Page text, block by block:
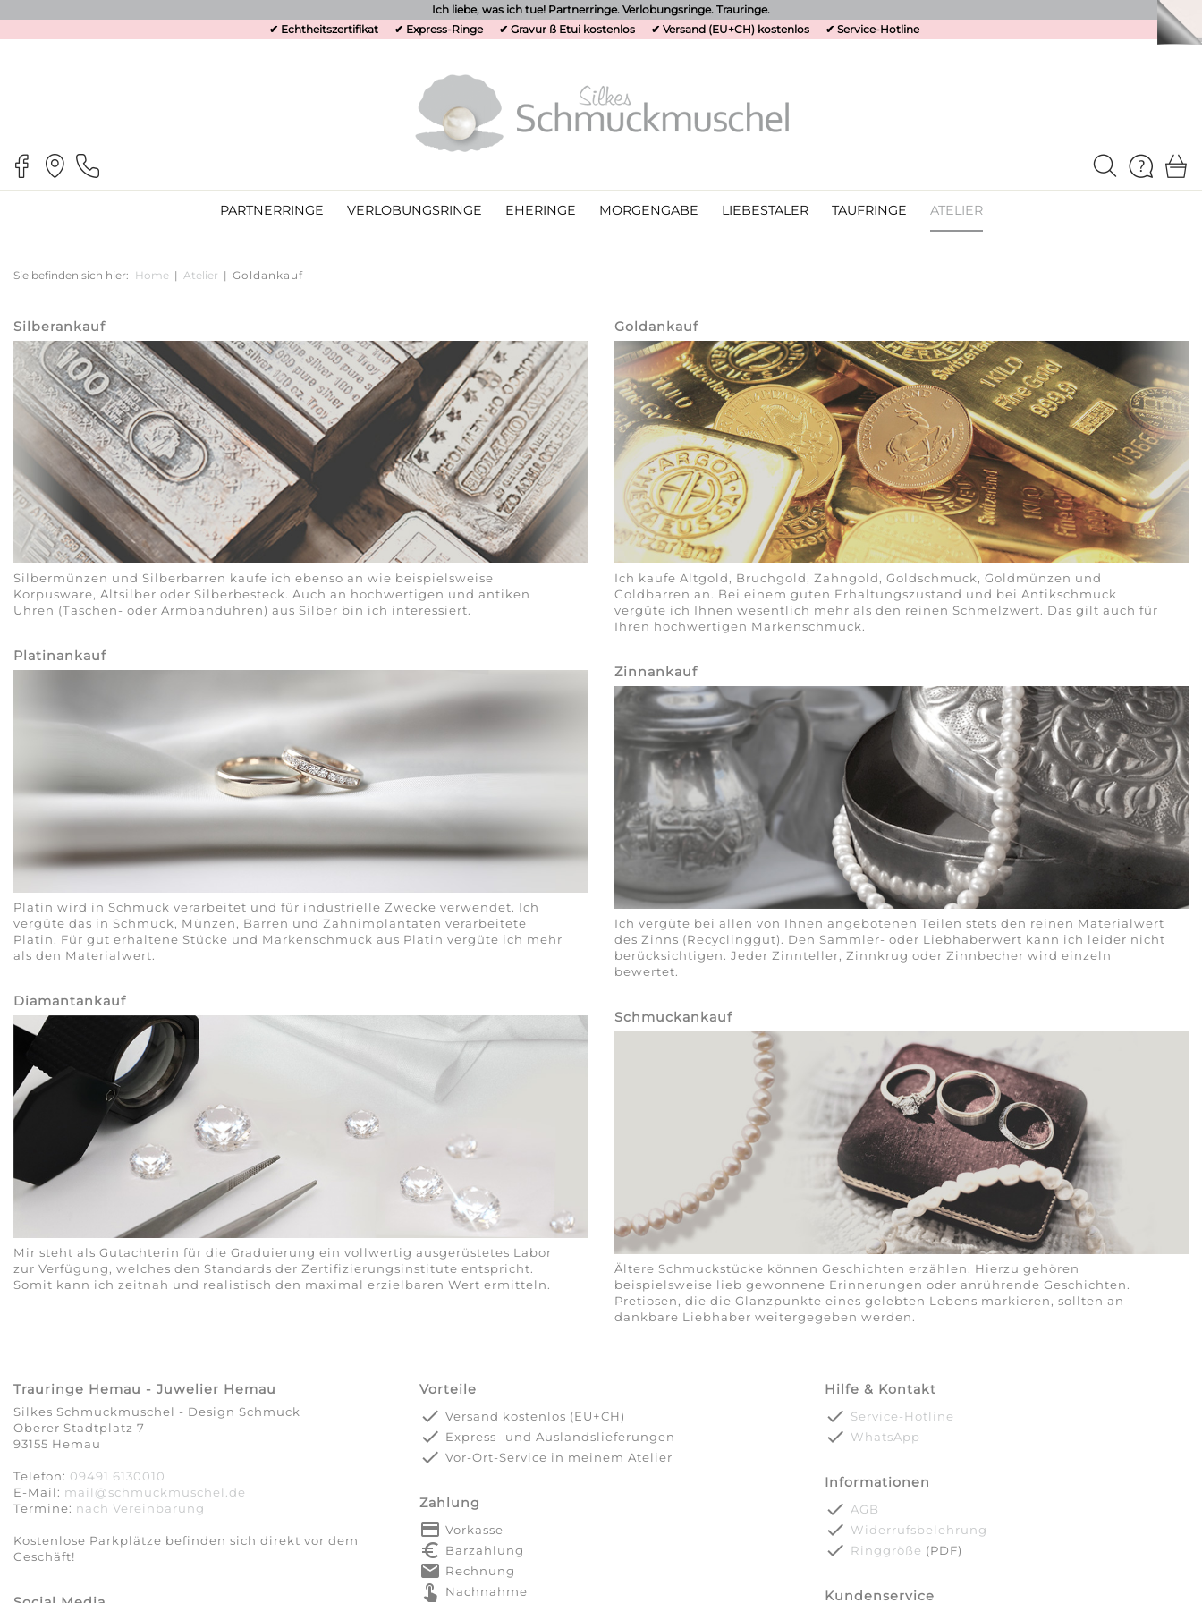
Ich liebe, was ich tue! Partnerringe. Verlobungsringe. Trauringe.
✔ Echtheitszertifikat
✔ Express-Ringe ✔ Gravur ß Etui kostenlos ✔ Versand (EU+CH) kostenlos ✔ Service-Hotline
PARTNERRINGE VERLOBUNGSRINGE EHERINGE MORGENGABE LIEBESTALER TAUFRINGE ATELIER
Sie befinden sich hier: Home | Atelier | Goldankauf
Silberankauf
Silbermünzen und Silberbarren kaufe ich ebenso an wie beispielsweise
Korpusware, Altsilber oder Silberbesteck. Auch an hochwertigen und antiken
Uhren (Taschen- oder Armbanduhren) aus Silber bin ich interessiert.
Platinankauf
Platin wird in Schmuck verarbeitet und für industrielle Zwecke verwendet. Ich
vergüte das in Schmuck, Münzen, Barren und Zahnimplantaten verarbeitete
Platin. Für gut erhaltene Stücke und Markenschmuck aus Platin vergüte ich mehr
als den Materialwert.
Diamantankauf
Mir steht als Gutachterin für die Graduierung ein vollwertig ausgerüstetes Labor
zur Verfügung, welches den Standards der Zertifizierungsinstitute entspricht.
Somit kann ich zeitnah und realistisch den maximal erzielbaren Wert ermitteln.
Goldankauf
Ich kaufe Altgold, Bruchgold, Zahngold, Goldschmuck, Goldmünzen und
Goldbarren an. Bei einem guten Erhaltungszustand und bei Antikschmuck
vergüte ich Ihnen wesentlich mehr als den reinen Schmelzwert. Das gilt auch für
Ihren hochwertigen Markenschmuck.
Zinnankauf
Ich vergüte bei allen von Ihnen angebotenen Teilen stets den reinen Materialwert
des Zinns (Recyclinggut). Den Sammler- oder Liebhaberwert kann ich leider nicht
berücksichtigen. Jeder Zinnteller, Zinnkrug oder Zinnbecher wird einzeln
bewertet.
Schmuckankauf
Ältere Schmuckstücke können Geschichten erzählen. Hierzu gehören
beispielsweise lieb gewonnene Erinnerungen oder anrührende Geschichten.
Pretiosen, die die Glanzpunkte eines gelebten Lebens markieren, sollten an
dankbare Liebhaber weitergegeben werden.
Trauringe Hemau - Juwelier Hemau
Silkes Schmuckmuschel - Design Schmuck
Oberer Stadtplatz 7
93155 Hemau
Telefon: 09491 6130010
E-Mail: mail@schmuckmuschel.de
Termine: nach Vereinbarung​​​​​​​
Kostenlose Parkplätze befinden sich direkt vor dem
Geschäft!
Vorteile
done Versand kostenlos (EU+CH)
done Express- und Auslandslieferungen
done Vor-Ort-Service in meinem Atelier
Zahlung
payment Vorkasse
euro_symbol Barzahlung
markunread Rechnung
touch_app Nachnahme
Hilfe & Kontakt
done Service-Hotline
done WhatsApp
Informationen
done AGB
done Widerrufsbelehrung
done Ringgröße (PDF)
Kundenservice